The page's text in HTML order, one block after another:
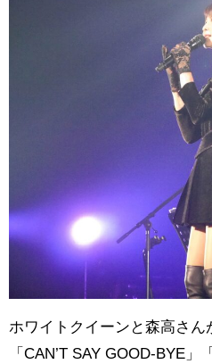
ホワイトクイーンと森高さん
「CAN’T SAY GOOD-BYE